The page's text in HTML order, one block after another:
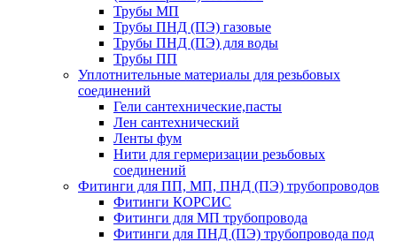
Трубы МП
Трубы ПНД (ПЭ) газовые
Трубы ПНД (ПЭ) для воды
Трубы ПП
Уплотнительные материалы для резьбовых
соединений
Гели сантехнические,пасты
Лен сантехнический
Ленты фум
Нити для гермеризации резьбовых
соединений
Фитинги для ПП, МП, ПНД (ПЭ) трубопроводов
Фитинги КОРСИС
Фитинги для МП трубопровода
Фитинги для ПНД (ПЭ) трубопровода под